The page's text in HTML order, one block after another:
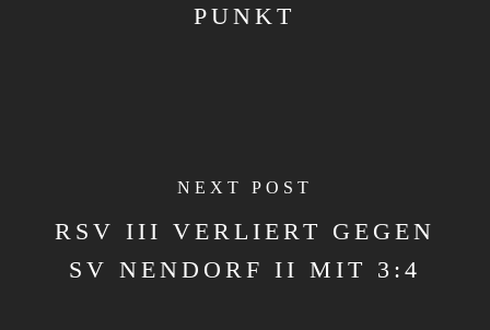
PUNKT
NEXT POST
RSV III VERLIERT GEGEN
SV NENDORF II MIT 3:4